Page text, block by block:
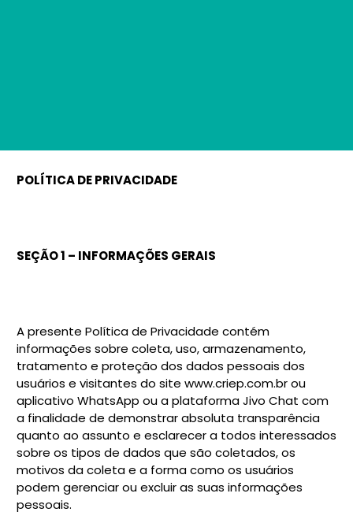
POLÍTICA DE PRIVACIDADE
SEÇÃO 1 – INFORMAÇÕES GERAIS
A presente Política de Privacidade contém
informações sobre coleta, uso, armazenamento,
tratamento e proteção dos dados pessoais dos
usuários e visitantes do site www.criep.com.br ou
aplicativo WhatsApp ou a plataforma Jivo Chat com
a finalidade de demonstrar absoluta transparência
quanto ao assunto e esclarecer a todos interessados
sobre os tipos de dados que são coletados, os
motivos da coleta e a forma como os usuários
podem gerenciar ou excluir as suas informações
pessoais.